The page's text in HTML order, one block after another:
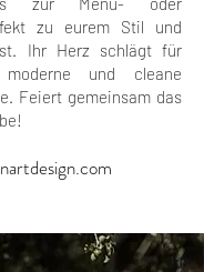
zu eurem Stil und
Ihr Herz schlägt für
moderne und cleane
Feiert gemeinsam das